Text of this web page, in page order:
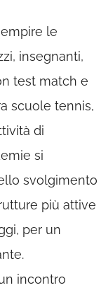
le
insegnanti,
test match e
scuole tennis,
di
si
svolgimento
più attive
per un
incontro